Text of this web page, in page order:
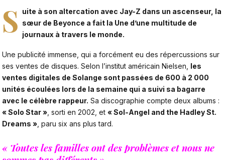
S uite à son altercation avec Jay-Z dans un ascenseur, la
sœur de Beyonce a fait la Une d’une multitude de
journaux à travers le monde.
Une publicité immense, qui a forcément eu des répercussions sur
ses ventes de disques. Selon l’institut américain Nielsen, les
ventes digitales de Solange sont passées de 600 à 2 000
unités écoulées lors de la semaine qui a suivi sa bagarre
avec le célèbre rappeur. Sa discographie compte deux albums :
« Solo Star » , sorti en 2002, et « Sol-Angel and the Hadley St.
Dreams » , paru six ans plus tard.
« Toutes les familles ont des problèmes et nous ne